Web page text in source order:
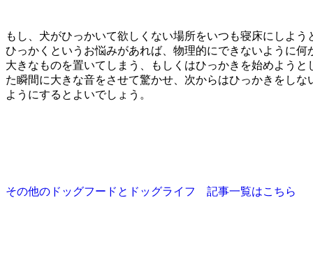
もし、犬がひっかいて欲しくない場所をいつも寝床にしよう
ひっかくというお悩みがあれば、物理的にできないように何
大きなものを置いてしまう、もしくはひっかきを始めようと
た瞬間に大きな音をさせて驚かせ、次からはひっかきをしな
ようにするとよいでしょう。
その他のドッグフードとドッグライフ 記事一覧はこちら